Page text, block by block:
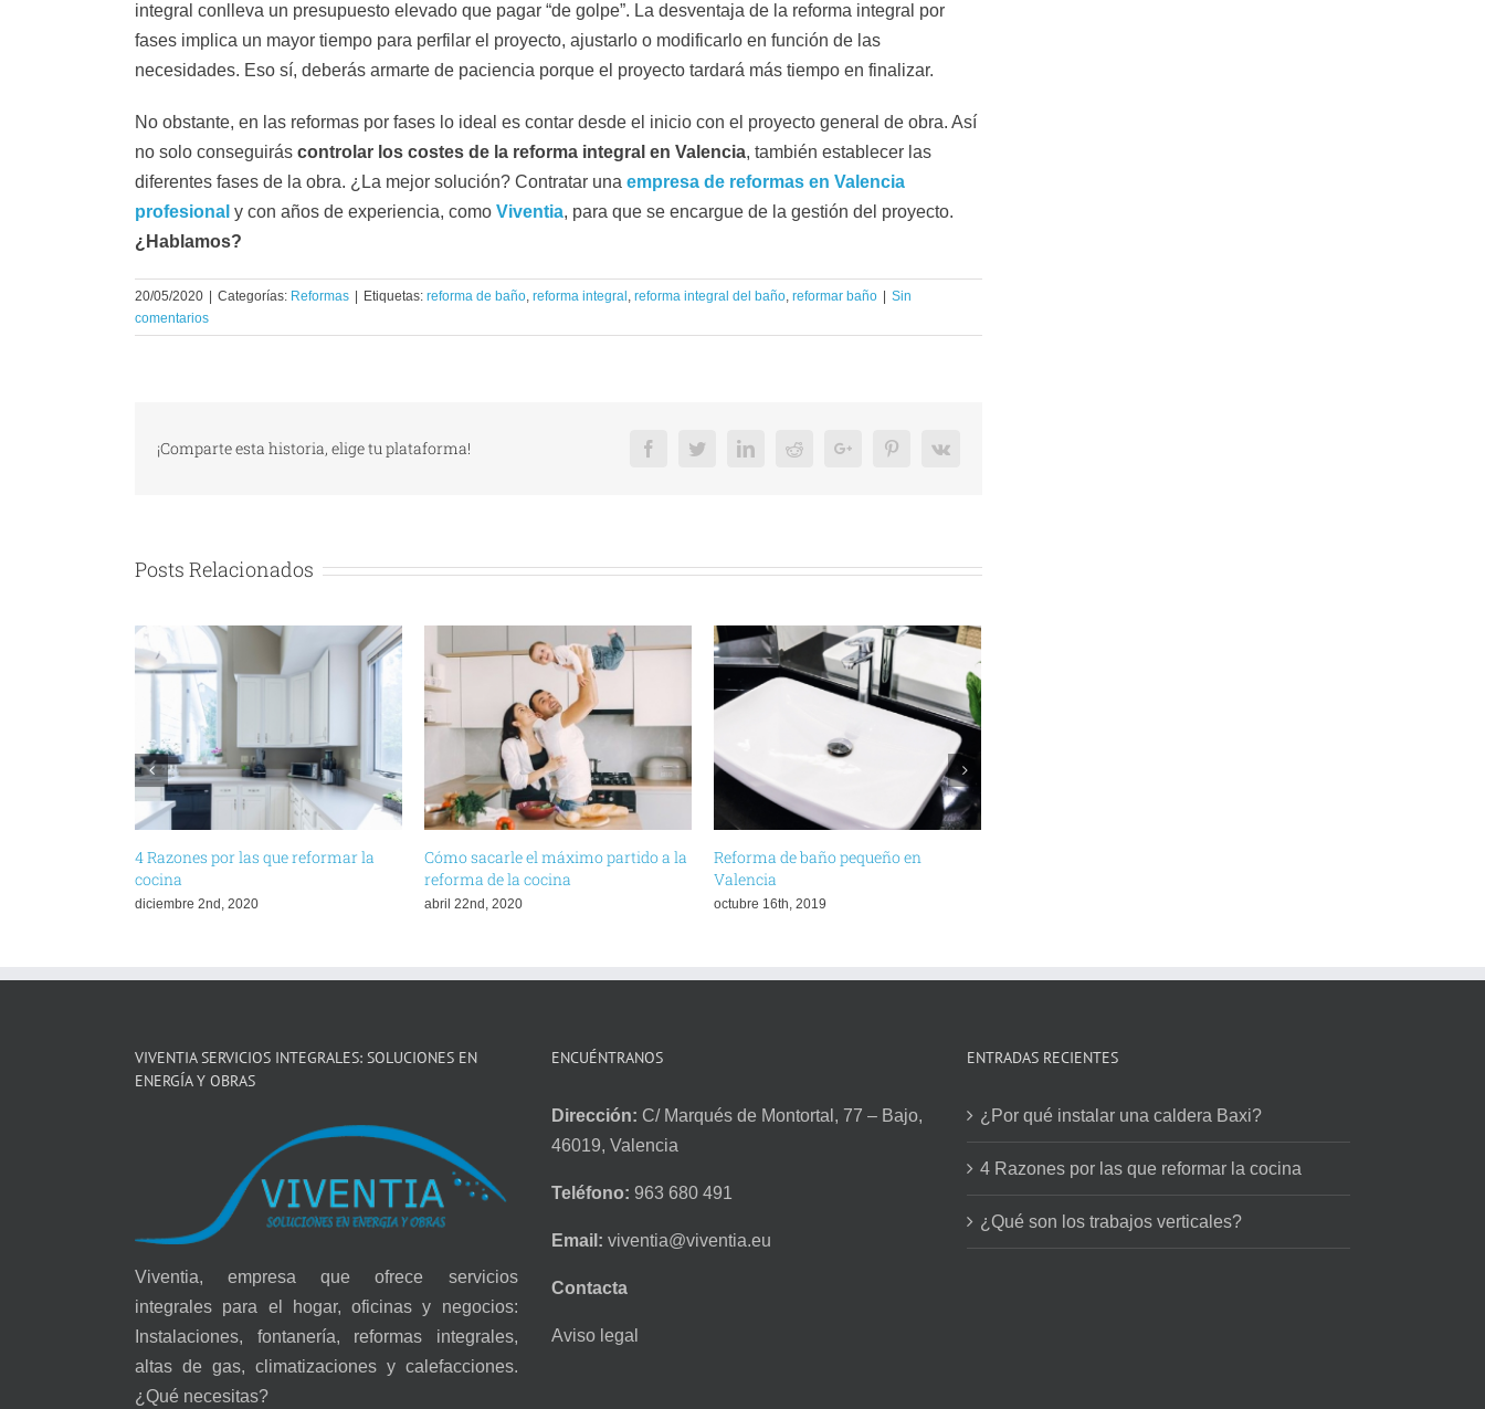
integral conlleva un presupuesto elevado que pagar “de golpe”. La desventaja de la reforma integral por
fases implica un mayor tiempo para perfilar el proyecto, ajustarlo o modificarlo en función de las
necesidades. Eso sí, deberás armarte de paciencia porque el proyecto tardará más tiempo en finalizar.
No obstante, en las reformas por fases lo ideal es contar desde el inicio con el proyecto general de obra. Así
no solo conseguirás controlar los costes de la reforma integral en Valencia, también establecer las
diferentes fases de la obra. ¿La mejor solución? Contratar una empresa de reformas en Valencia
profesional y con años de experiencia, como Viventia, para que se encargue de la gestión del proyecto.
¿Hablamos?
20/05/2020 Categorías: Reformas Etiquetas: reforma de baño, reforma integral , reforma integral del baño, reformar baño
Sin
comentarios
¡Comparte esta historia, elige tu plataforma! FacebookTwitterLinkedInRedditGoogle+ PinterestVk
Posts Relacionados
4 Razones por las que reformar la
cocina
diciembre 2nd, 2020
Cómo sacarle el máximo partido a la
reforma de la cocina
abril 22nd, 2020
Reforma de baño pequeño en
Valencia
octubre 16th, 2019
VIVENTIA SERVICIOS INTEGRALES: SOLUCIONES EN
ENERGÍA Y OBRAS
Viventia, empresa que ofrece servicios
integrales para el hogar, oficinas y negocios:
Instalaciones, fontanería, reformas integrales,
altas de gas, climatizaciones y calefacciones.
¿Qué necesitas?
ENCUÉNTRANOS
Dirección: C/ Marqués de Montortal, 77 – Bajo,
46019, Valencia
Teléfono: 963 680 491
Email: viventia@viventia.eu
Contacta
Aviso legal
ENTRADAS RECIENTES
¿Por qué instalar una caldera Baxi?
4 Razones por las que reformar la cocina
¿Qué son los trabajos verticales?